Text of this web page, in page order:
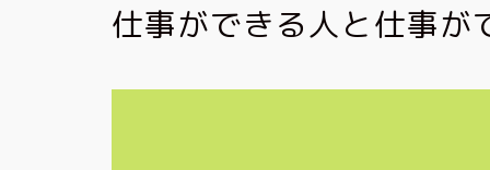
仕事ができる人と仕事が